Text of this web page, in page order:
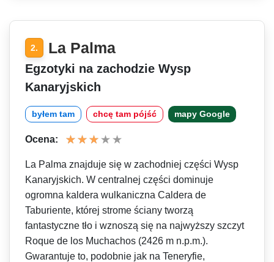
2. La Palma
Egzotyki na zachodzie Wysp
Kanaryjskich
byłem tam chcę tam pójść mapy Google
Ocena:
La Palma znajduje się w zachodniej części Wysp
Kanaryjskich. W centralnej części dominuje
ogromna kaldera wulkaniczna Caldera de
Taburiente, której strome ściany tworzą
fantastyczne tło i wznoszą się na najwyższy szczyt
Roque de los Muchachos (2426 m n.p.m.).
Gwarantuje to, podobnie jak na Teneryfie,